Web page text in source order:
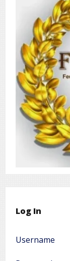
Log In
Username